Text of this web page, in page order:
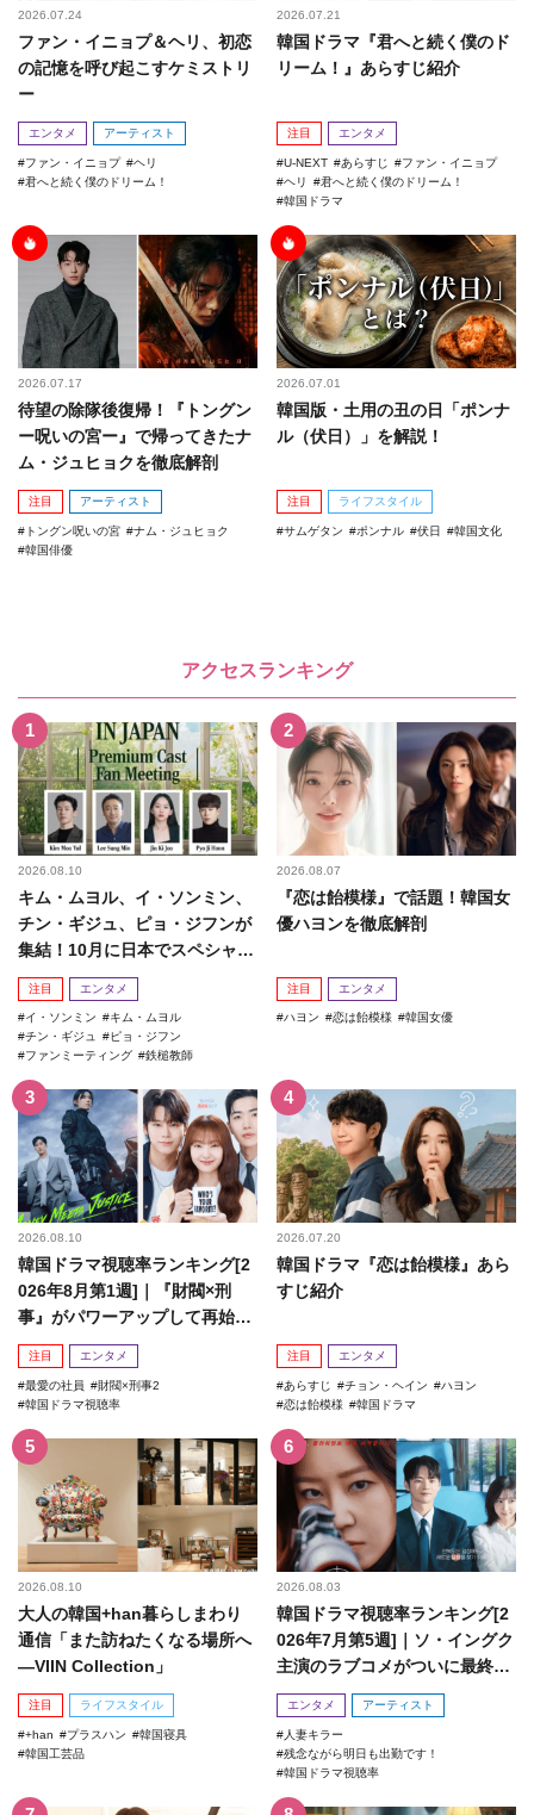
2026.07.24
ファン・イニョプ＆ヘリ、初恋
の記憶を呼び起こすケミストリ
ー
エンタメ アーティスト
ファン・イニョプ
ヘリ
君へと続く僕のドリーム！
2026.07.21
韓国ドラマ『君へと続く僕のド
リーム！』あらすじ紹介
注目 エンタメ
U-NEXT あらすじ
ファン・イニョプ
ヘリ
君へと続く僕のドリーム！
韓国ドラマ
2026.07.17
待望の除隊後復帰！『トングン
ー呪いの宮ー』で帰ってきたナ
ム・ジュヒョクを徹底解剖
注目 アーティスト
トングン呪いの宮
ナム・ジュヒョク
韓国俳優
2026.07.01
韓国版・土用の丑の日「ポンナ
ル（伏日）」を解説！
注目 ライフスタイル
サムゲタン ポンナル 伏日 韓国文化
アクセスランキング
2026.08.10
キム・ムヨル、イ・ソンミン、
チン・ギジュ、ピョ・ジフンが
集結！10月に日本でスペシャル
ファンミーティング開催決...
注目 エンタメ
イ・ソンミン
キム・ムヨル
チン・ギジュ
ピョ・ジフン
ファンミーティング
鉄槌教師
2026.08.07
『恋は飴模様』で話題！韓国女
優ハヨンを徹底解剖
注目 エンタメ
ハヨン 恋は飴模様 韓国女優
2026.08.10
韓国ドラマ視聴率ランキング[2
026年8月第1週]｜『財閥×刑
事』がパワーアップして再始
動！
注目 エンタメ
最愛の社員
財閥×刑事2
韓国ドラマ視聴率
2026.07.20
韓国ドラマ『恋は飴模様』あら
すじ紹介
注目 エンタメ
あらすじ チョン・ヘイン
ハヨン
恋は飴模様
韓国ドラマ
2026.08.10
大人の韓国+han暮らしまわり
通信「また訪ねたくなる場所へ
―VIIN Collection」
注目 ライフスタイル
+han プラスハン
韓国寝具
韓国工芸品
2026.08.03
韓国ドラマ視聴率ランキング[2
026年7月第5週]｜ソ・イングク
主演のラブコメがついに最終
回！
エンタメ アーティスト
人妻キラー
残念ながら明日も出勤です！
韓国ドラマ視聴率